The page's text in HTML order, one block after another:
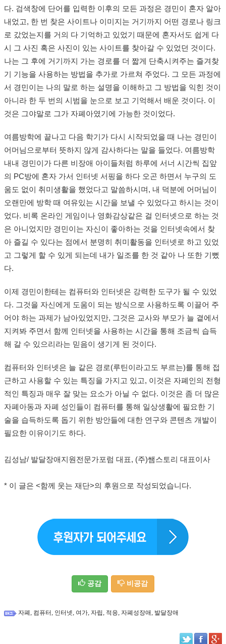
다. 검색창에 단어를 입력한 이후의 모든 과정은 경민이 혼자 알아
내었고, 한 번 찾은 사이트나 이미지는 거기까지 어떤 경로나 링크
로 갔었는지를 거의 다 기억하고 있었기 때문에 혼자서도 쉽게 다
시 그 사진 혹은 사진이 있는 사이트를 찾아갈 수 있었던 것이다.
나는 그 후에 거기까지 가는 경로를 더 짧게 단축시켜주는 즐겨찾
기 기능을 사용하는 방법을 추가로 가르쳐 주었다. 그 모든 과정에
서 경민이는 나의 말로 하는 설명을 이해하고 그 방법을 익힌 것이
아니라 한 두 번의 시범을 눈으로 보고 기억해서 배운 것이다. 이
것은 그야말로 그가 자폐아였기에 가능한 것이었다.
여름방학에 끝나고 다음 학기가 다시 시작되었을 때 나는 경민이
어머님으로부터 뜻하지 않게 감사하다는 말을 들었다. 여름방학
내내 경민이가 다른 비장애 아이들처럼 하루에 서너 시간씩 집앞
의 PC방에 혼자 가서 인터넷 서핑을 하다 오곤 하면서 누구의 도
움도 없이 취미생활을 했었다고 말씀하시며, 내 덕분에 어머님이
오랜만에 방학 때 여유있는 시간을 보낼 수 있었다고 하시는 것이
었다. 비록 온라인 게임이나 영화감상같은 걸 인터넷으로 하는 것
은 아니었지만 경민이는 자신이 좋아하는 것을 인터넷속에서 찾
아 즐길 수 있다는 점에서 분명히 취미활동을 인터넷로 하고 있었
고 그렇게 할 수 있게 되는데 내가 일조를 한 것 같아 나 또한 기뻤
다.
이제 경민이한테는 컴퓨터와 인터넷은 강력한 도구가 될 수 있었
다. 그것을 자신에게 도움이 되는 방식으로 사용하도록 이끌어 주
어야 하는 과제가 남아있었지만, 그것은 교사와 부모가 늘 곁에서
지켜봐 주면서 함께 인터넷을 사용하는 시간을 통해 조금씩 습득
해 갈 수 있으리라는 믿음이 생기게 된 것이다.
컴퓨터와 인터넷은 늘 같은 경로(루틴이라고도 부르는)를 통해 접
근하고 사용할 수 있는 특징을 가지고 있고, 이것은 자폐인의 전형
적인 특징과 매우 잘 맞는 요소가 아닐 수 없다. 이것은 좀 더 많은
자폐아동과 자폐 성인들이 컴퓨터를 통해 일상생활에 필요한 기
술을 습득하도록 돕기 위한 방안들에 대한 연구와 콘텐츠 개발이
필요한 이유이기도 하다.
김성남/ 발달장애지원전문가포럼 대표, (주)쌤스토리 대표이사
* 이 글은 <함께 웃는 재단>의 후원으로 작성되었습니다.
공감 비공감
자폐 , 컴퓨터, 인터넷, 여가, 자립, 적응, 자폐성장애, 발달장애